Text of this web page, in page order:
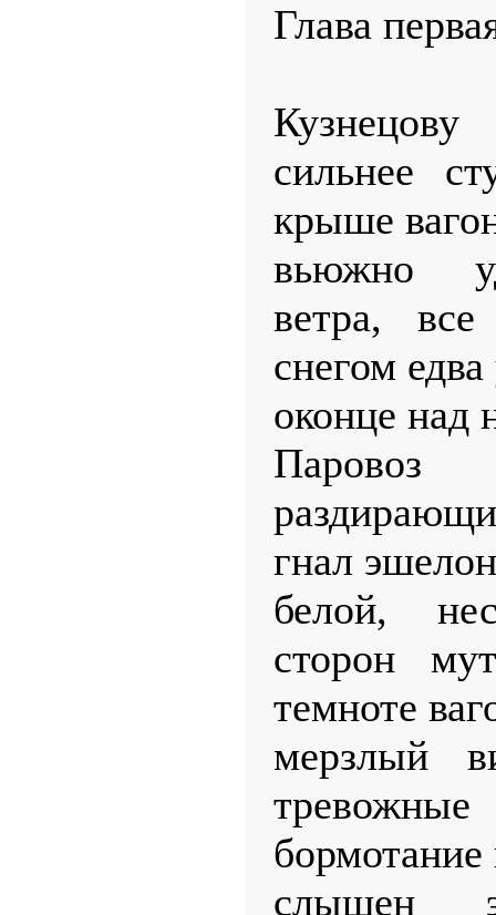
Глава
сильнее
крыше
вьюжно
ветра, все
снегом
оконце над
гнал
белой,
сторон
темноте
мерзлый
слышен